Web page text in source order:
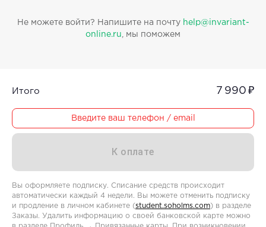
Не можете войти? Напишите на почту help@invariant-
online.ru , мы поможем
Итого 7 990 ₽
Введите ваш телефон / email
К оплате
Вы оформляете подписку. Списание средств происходит
автоматически каждый 4 недели. Вы можете отменить подписку
и продление в личном кабинете (student.soholms.com) в разделе
Заказы. Удалить информацию о своей банковской карте можно